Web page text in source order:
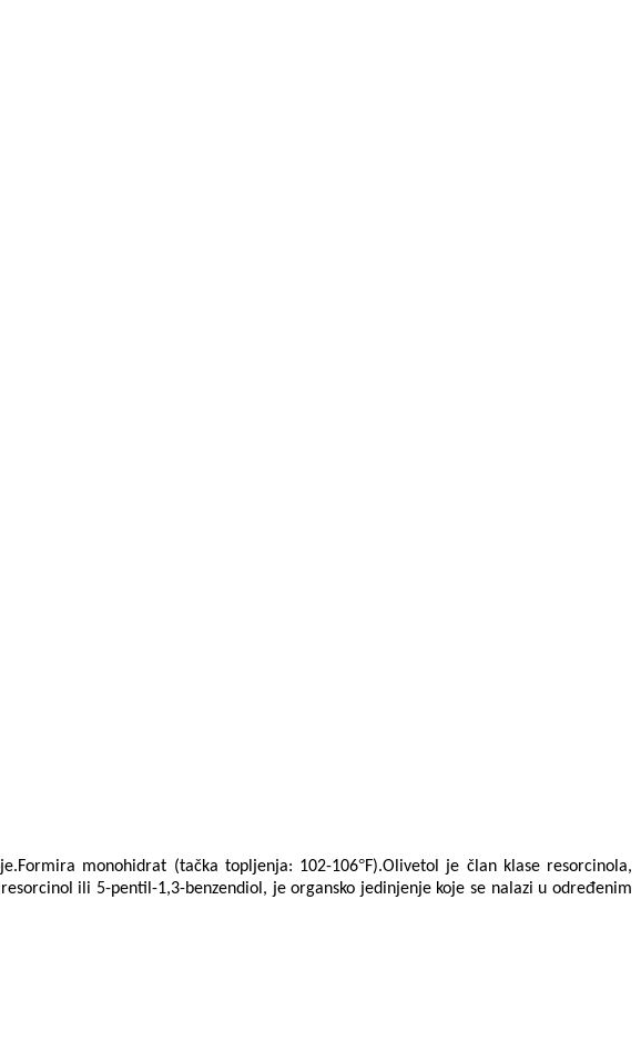
monohidrat (tačka topljenja: 102-106°F).Olivetol je član klase resorcinola,
ili 5-pentil-1,3-benzendiol, je organsko jedinjenje koje se nalazi u određenim